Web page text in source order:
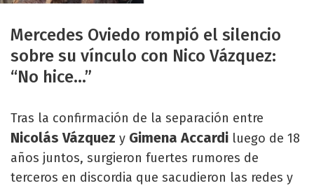
Mercedes Oviedo rompió el silencio
sobre su vínculo con Nico Vázquez:
“No hice…”
Tras la confirmación de la separación entre
Nicolás Vázquez y Gimena Accardi luego de 18
años juntos, surgieron fuertes rumores de
terceros en discordia que sacudieron las redes y